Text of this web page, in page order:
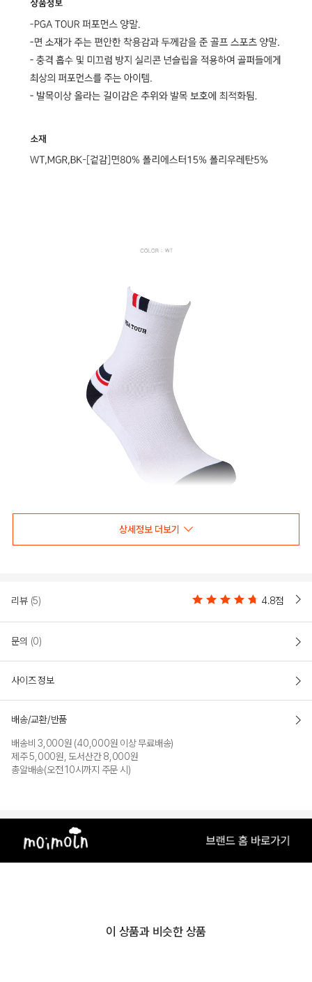
상세정보 더보기
리뷰 (5) 4.8점
문의 (0)
사이즈 정보
배송/교환/반품
배송비 3,000원 (40,000원 이상 무료배송)
제주 5,000원, 도서산간 8,000원
총알배송(오전 10시까지 주문 시)
이 상품과 비슷한 상품